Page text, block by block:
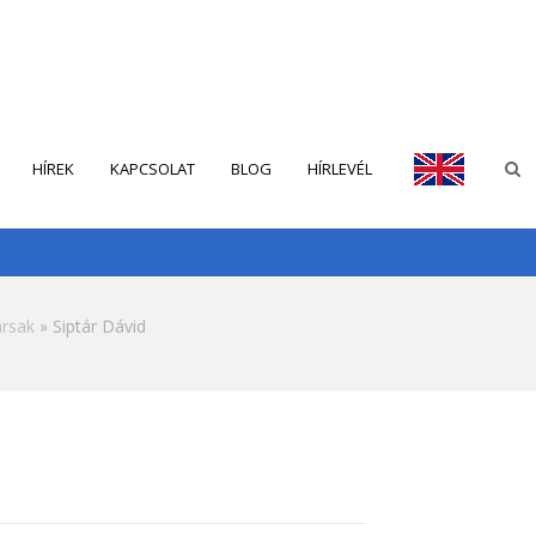
HÍREK KAPCSOLAT BLOG HÍRLEVÉL ENGLISH
Siptár Dávid